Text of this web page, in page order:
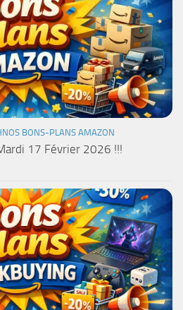
BONS-PLANS AMAZON
17 Février 2026 !!!